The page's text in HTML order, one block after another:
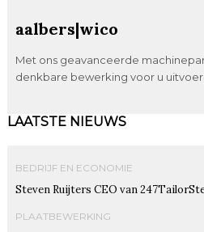
aalbers|wico
Met ons geavanceerde
denkbare bewerking voor u
LAATSTE NIEUWS
BEDRIJF EN ECONOMIE
Steven Ruijters CEO van
PLAATBEWERKING